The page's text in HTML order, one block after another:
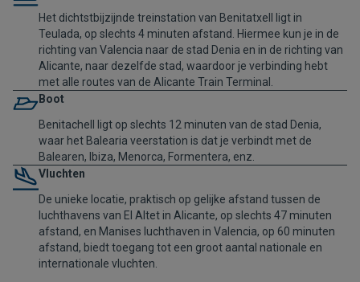
Het dichtstbijzijnde treinstation van Benitatxell ligt in
Teulada, op slechts 4 minuten afstand. Hiermee kun je in de
richting van Valencia naar de stad Denia en in de richting van
Alicante, naar dezelfde stad, waardoor je verbinding hebt
met alle routes van de Alicante Train Terminal
Boot
Benitachell ligt op slechts 12 minuten van de stad Denia,
waar het Balearia veerstation is dat je verbindt met de
Balearen, Ibiza, Menorca, Formentera, enz.
Vluchten
De unieke locatie, praktisch op gelijke afstand tussen de
luchthavens van El Altet in Alicante, op slechts 47 minuten
afstand, en Manises luchthaven in Valencia, op 60 minuten
afstand, biedt toegang tot een groot aantal nationale en
internationale vluchten.